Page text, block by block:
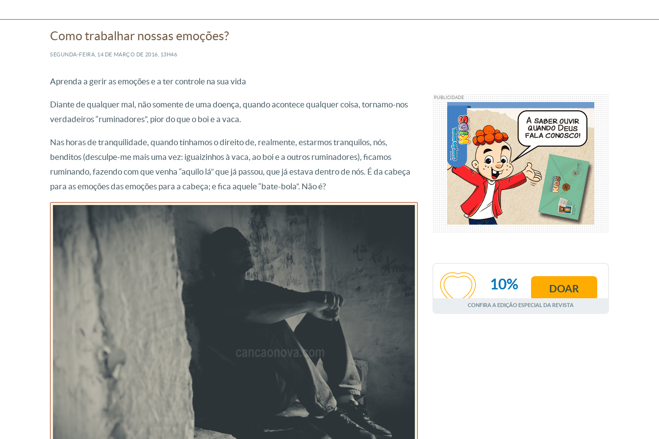
Como trabalhar nossas emoções?
SEGUNDA-FEIRA, 14 DE MARÇO DE 2016, 13H46
Aprenda a gerir as emoções e a ter controle na sua vida
Diante de qualquer mal, não somente de uma doença, quando acontece qualquer coisa, tornamo-nos
verdadeiros “ruminadores”, pior do que o boi e a vaca.
Nas horas de tranquilidade, quando tínhamos o direito de, realmente, estarmos tranquilos, nós,
benditos (desculpe-me mais uma vez: iguaizinhos à vaca, ao boi e a outros ruminadores), ficamos
ruminando, fazendo com que venha “aquilo lá” que já passou, que já estava dentro de nós. É da cabeça
para as emoções das emoções para a cabeça; e fica aquele “bate-bola”. Não é?
PUBLICIDADE
AGOSTO
10% DOAR
CONFIRA A EDIÇÃO ESPECIAL DA REVISTA